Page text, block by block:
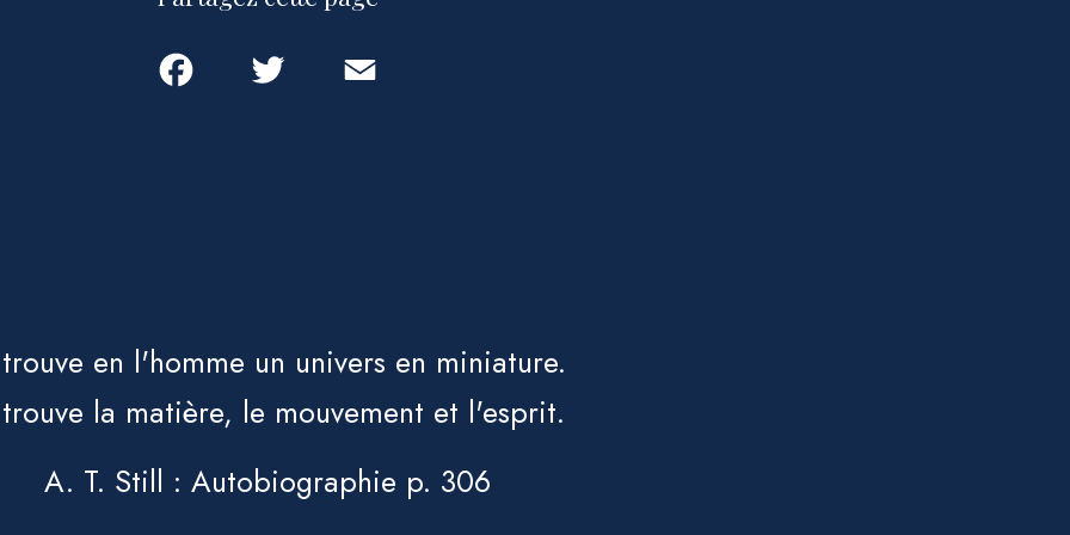
trouve en l'homme un univers en miniature.
trouve la matière, le mouvement et l'esprit.
A. T. Still : Autobiographie p. 306